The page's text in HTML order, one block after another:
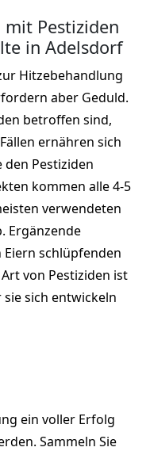
Pestiziden
in Adelsdorf
Hitzebehandlung
aber Geduld.
betroffen sind,
ernähren sich
den Pestiziden
kommen alle 4-5
verwendeten
Ergänzende
schlüpfenden
von Pestiziden ist
sich entwickeln
ein voller Erfolg
Sammeln Sie